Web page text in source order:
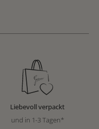
Liebevoll verpackt
und in 1-3 Tagen*